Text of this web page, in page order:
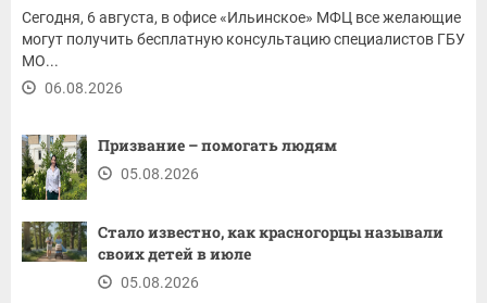
Сегодня, 6 августа, в офисе «Ильинское» МФЦ все желающие
могут получить бесплатную консультацию специалистов ГБУ
МО...
06.08.2026
Призвание – помогать людям
05.08.2026
Стало известно, как красногорцы называли
своих детей в июле
05.08.2026